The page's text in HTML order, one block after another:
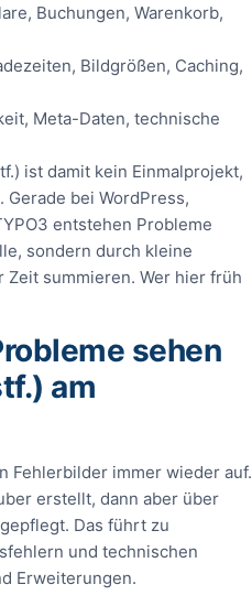
Buchungen, Warenkorb,
Bildgrößen, Caching,
Meta-Daten, technische
ist damit kein Einmalprojekt,
bei WordPress,
entstehen Probleme
sondern durch kleine
summieren. Wer hier früh
sehen
am
Fehlerbilder immer wieder auf.
erstellt, dann aber über
Das führt zu
und technischen
Erweiterungen.